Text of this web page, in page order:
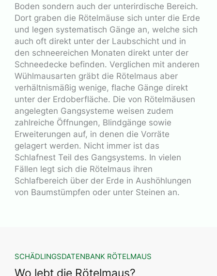
Boden sondern auch der unterirdische Bereich.
Dort graben die Rötelmäuse sich unter die Erde
und legen systematisch Gänge an, welche sich
auch oft direkt unter der Laubschicht und in
den schneereichen Monaten direkt unter der
Schneedecke befinden. Verglichen mit anderen
Wühlmausarten gräbt die Rötelmaus aber
verhältnismäßig wenige, flache Gänge direkt
unter der Erdoberfläche. Die von Rötelmäusen
angelegten Gangsysteme weisen zudem
zahlreiche Öffnungen, Blindgänge sowie
Erweiterungen auf, in denen die Vorräte
gelagert werden. Nicht immer ist das
Schlafnest Teil des Gangsystems. In vielen
Fällen legt sich die Rötelmaus ihren
Schlafbereich über der Erde in Aushöhlungen
von Baumstümpfen oder unter Steinen an.
SCHÄDLINGSDATENBANK RÖTELMAUS
Wo lebt die Rötelmaus?